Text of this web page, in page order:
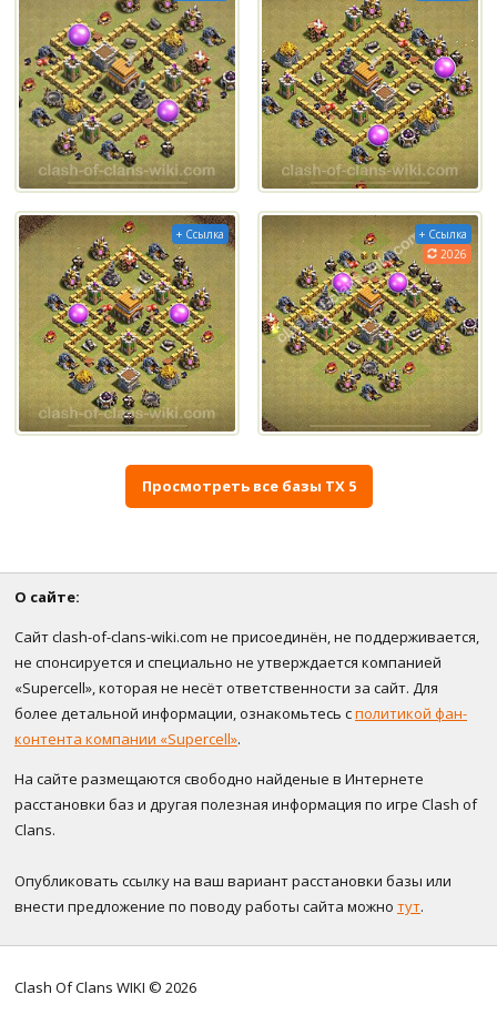
+ Ссылка
+ Ссылка
2026
Просмотреть все базы ТХ 5
О сайте:
Сайт clash-of-clans-wiki.com не присоединён, не поддерживается,
не спонсируется и специально не утверждается компанией
«Supercell», которая не несёт ответственности за сайт. Для
более детальной информации, ознакомьтесь сполитикой фан-
контента компании «Supercell».
На сайте размещаются свободно найденые в Интернете
расстановки баз и другая полезная информация по игре Clash of
Clans.
Опубликовать ссылку на ваш вариант расстановки базы или
внести предложение по поводу работы сайта можно тут.
Clash Of Clans WIKI © 2026